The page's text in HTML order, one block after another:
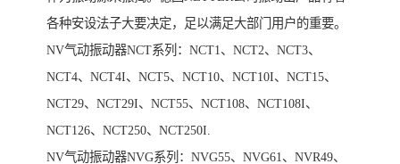
各种安设法子大要决定，足以满足大部门用户的重要。
NV气动振动器NCT系列：NCT1、NCT2、NCT3、
NCT4、NCT4I、NCT5、NCT10、NCT10I、NCT15、
NCT29、NCT29I、NCT55、NCT108、NCT108I、
NCT126、NCT250、NCT250I.
NV气动振动器NVG系列：NVG55、NVG61、NVR49、